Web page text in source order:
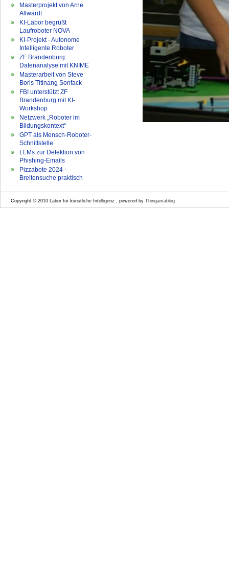
Masterprojekt von Arne
Allwardt
KI-Labor begrüßt
Laufroboter NOVA
KI-Projekt - Autonome
Intelligente Roboter
ZF Brandenburg:
Datenanalyse mit KNIME
Masterarbeit von Steve
Boris Titinang Sonfack
FBI unterstützt ZF
Brandenburg mit KI-
Workshop
Netzwerk „Roboter im
Bildungskontext“
GPT als Mensch-Roboter-
Schnittstelle
LLMs zur Detektion von
Phishing-Emails
Pizzabote 2024 -
Breitensuche praktisch
Copyright © 2010 Labor für künstliche Intelligenz , powered by Thingamablog